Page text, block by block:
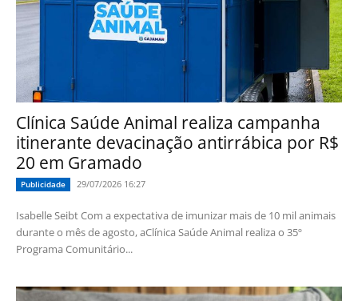
Clínica Saúde Animal realiza campanha
itinerante devacinação antirrábica por R$
20 em Gramado
Publicidade 29/07/2026 16:27
Isabelle Seibt Com a expectativa de imunizar mais de 10 mil animais
durante o mês de agosto, aClínica Saúde Animal realiza o 35º
Programa Comunitário...